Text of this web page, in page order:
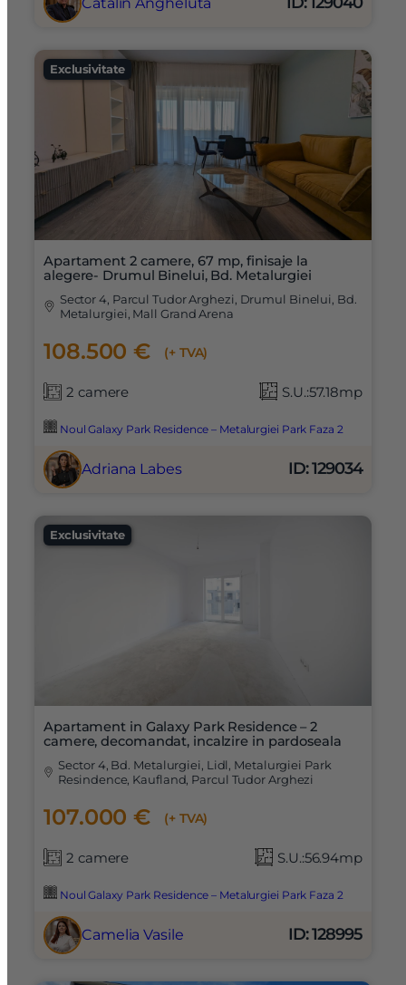
Exclusivitate
Apartament 2 camere, 67 mp, finisaje la
alegere- Drumul Binelui, Bd. Metalurgiei
Sector 4, Parcul Tudor Arghezi, Drumul Binelui, Bd.
Metalurgiei, Mall Grand Arena
108.500 € (+ TVA)
2 camere S.U.:57.18mp
Noul Galaxy Park Residence – Metalurgiei Park Faza 2
Adriana Labes ID: 129034
Exclusivitate
Apartament in Galaxy Park Residence – 2
camere, decomandat, incalzire in pardoseala
Sector 4, Bd. Metalurgiei, Lidl, Metalurgiei Park
Resindence, Kaufland, Parcul Tudor Arghezi
107.000 € (+ TVA)
2 camere S.U.:56.94mp
Noul Galaxy Park Residence – Metalurgiei Park Faza 2
Camelia Vasile ID: 128995